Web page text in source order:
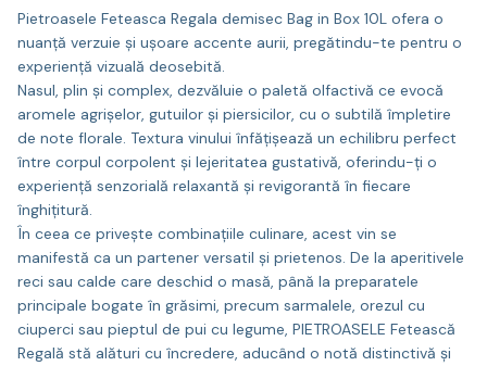
Pietroasele Feteasca Regala demisec Bag in Box 10L ofera o
nuanță verzuie și ușoare accente aurii, pregătindu-te pentru o
experiență vizuală deosebită.
Nasul, plin și complex, dezvăluie o paletă olfactivă ce evocă
aromele agrișelor, gutuilor și piersicilor, cu o subtilă împletire
de note florale. Textura vinului înfățișează un echilibru perfect
între corpul corpolent și lejeritatea gustativă, oferindu-ți o
experiență senzorială relaxantă și revigorantă în fiecare
înghițitură.
În ceea ce privește combinațiile culinare, acest vin se
manifestă ca un partener versatil și prietenos. De la aperitivele
reci sau calde care deschid o masă, până la preparatele
principale bogate în grăsimi, precum sarmalele, orezul cu
ciuperci sau pieptul de pui cu legume, PIETROASELE Fetească
Regală stă alături cu încredere, aducând o notă distinctivă și